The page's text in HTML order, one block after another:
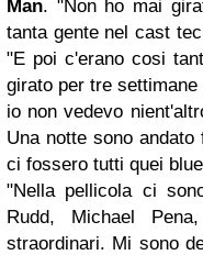
Man. "Non ho mai
tanta gente nel cast
"E poi c'erano cosi
girato per tre
io non vedevo
Una notte sono
ci fossero tutti quei
"Nella pellicola ci
Rudd, Michael
straordinari. Mi sono